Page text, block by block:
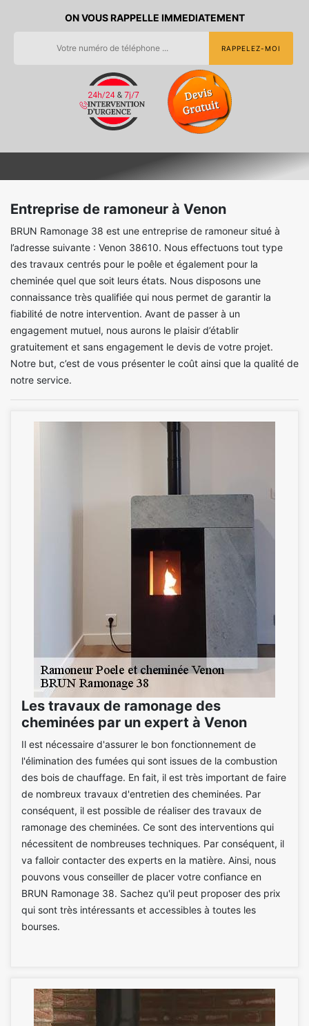
ON VOUS RAPPELLE IMMEDIATEMENT
Entreprise de ramoneur à Venon
BRUN Ramonage 38 est une entreprise de ramoneur situé à
l’adresse suivante : Venon 38610. Nous effectuons tout type
des travaux centrés pour le poêle et également pour la
cheminée quel que soit leurs états. Nous disposons une
connaissance très qualifiée qui nous permet de garantir la
fiabilité de notre intervention. Avant de passer à un
engagement mutuel, nous aurons le plaisir d’établir
gratuitement et sans engagement le devis de votre projet.
Notre but, c’est de vous présenter le coût ainsi que la qualité de
notre service.
Les travaux de ramonage des
cheminées par un expert à Venon
Il est nécessaire d'assurer le bon fonctionnement de
l'élimination des fumées qui sont issues de la combustion
des bois de chauffage. En fait, il est très important de faire
de nombreux travaux d'entretien des cheminées. Par
conséquent, il est possible de réaliser des travaux de
ramonage des cheminées. Ce sont des interventions qui
nécessitent de nombreuses techniques. Par conséquent, il
va falloir contacter des experts en la matière. Ainsi, nous
pouvons vous conseiller de placer votre confiance en
BRUN Ramonage 38. Sachez qu'il peut proposer des prix
qui sont très intéressants et accessibles à toutes les
bourses.